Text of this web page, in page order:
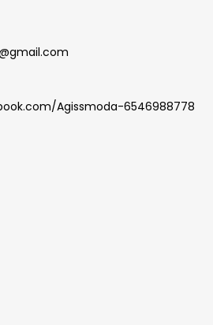
gmail.com
Agissmoda-6546988778